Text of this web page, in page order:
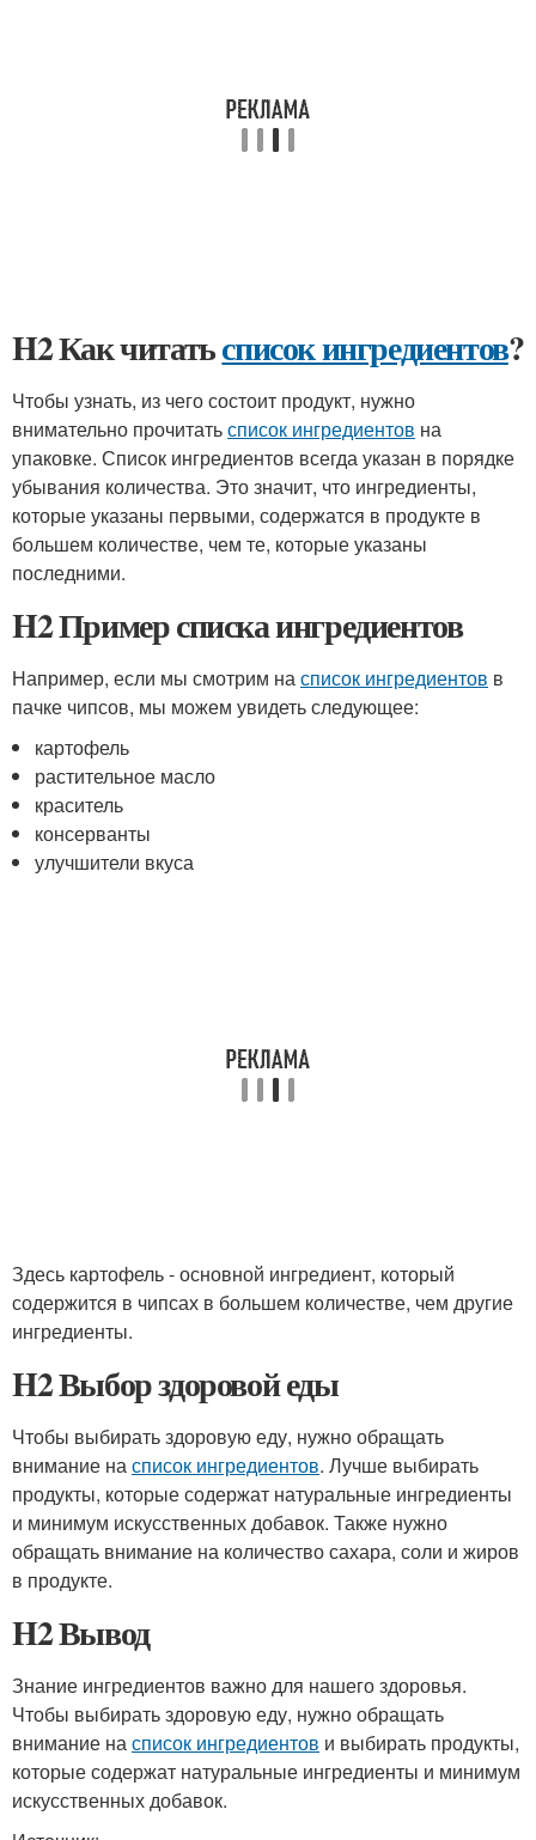
H2 Как читатьсписок ингредиентов?
Чтобы узнать, из чего состоит продукт, нужно
внимательно прочитатьсписок ингредиентов на
упаковке. Список ингредиентов всегда указан в порядке
убывания количества. Это значит, что ингредиенты,
которые указаны первыми, содержатся в продукте в
большем количестве, чем те, которые указаны
последними.
H2 Пример списка ингредиентов
Например, если мы смотрим насписок ингредиентов в
пачке чипсов, мы можем увидеть следующее:
картофель
растительное масло
краситель
консерванты
улучшители вкуса
Здесь картофель - основной ингредиент, который
содержится в чипсах в большем количестве, чем другие
ингредиенты.
H2 Выбор здоровой еды
Чтобы выбирать здоровую еду, нужно обращать
внимание насписок ингредиентов. Лучше выбирать
продукты, которые содержат натуральные ингредиенты
и минимум искусственных добавок. Также нужно
обращать внимание на количество сахара, соли и жиров
в продукте.
H2 Вывод
Знание ингредиентов важно для нашего здоровья.
Чтобы выбирать здоровую еду, нужно обращать
внимание насписок ингредиентов и выбирать продукты,
которые содержат натуральные ингредиенты и минимум
искусственных добавок.